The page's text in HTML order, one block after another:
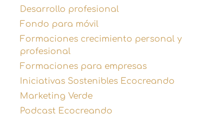
Desarrollo profesional
Fondo para móvil
Formaciones crecimiento personal y
profesional
Formaciones para empresas
Iniciativas Sostenibles Ecocreando
Marketing Verde
Podcast Ecocreando